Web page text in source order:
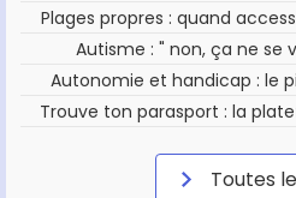
Plages propres : quand
Autisme : " non, ça ne se
Autonomie et handicap : le
Trouve ton parasport : la
Toutes